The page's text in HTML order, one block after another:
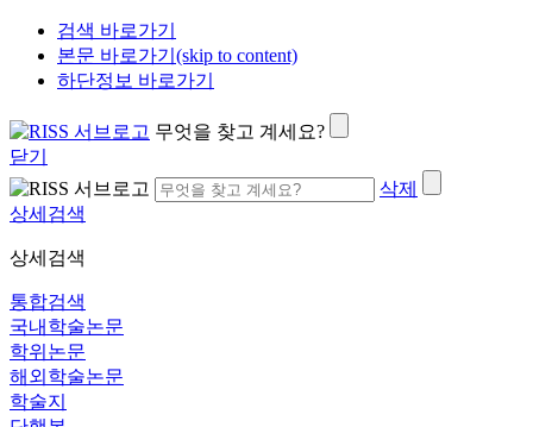
검색 바로가기
본문 바로가기(skip to content)
하단정보 바로가기
무엇을 찾고 계세요?
닫기
삭제
상세검색
상세검색
통합검색
국내학술논문
학위논문
해외학술논문
학술지